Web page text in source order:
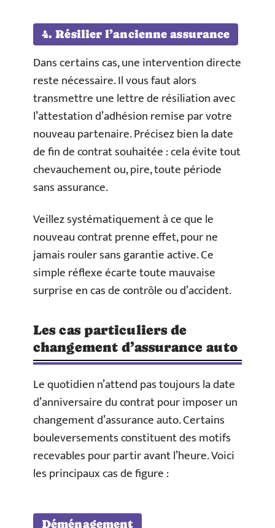
4. Résilier l’ancienne assurance
Dans certains cas, une intervention directe
reste nécessaire. Il vous faut alors
transmettre une lettre de résiliation avec
l’attestation d’adhésion remise par votre
nouveau partenaire. Précisez bien la date
de fin de contrat souhaitée : cela évite tout
chevauchement ou, pire, toute période
sans assurance.
Veillez systématiquement à ce que le
nouveau contrat prenne effet, pour ne
jamais rouler sans garantie active. Ce
simple réflexe écarte toute mauvaise
surprise en cas de contrôle ou d’accident.
Les cas particuliers de
changement d’assurance auto
Le quotidien n’attend pas toujours la date
d’anniversaire du contrat pour imposer un
changement d’assurance auto. Certains
bouleversements constituent des motifs
recevables pour partir avant l’heure. Voici
les principaux cas de figure :
Déménagement